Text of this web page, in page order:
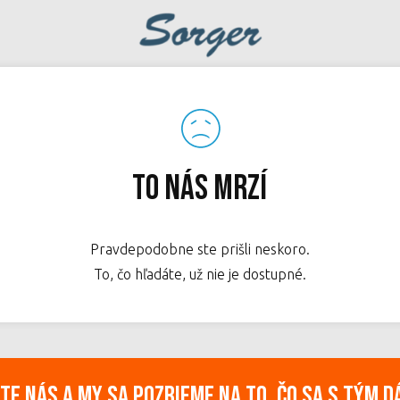
To nás mrzí
Pravdepodobne ste prišli neskoro.
To, čo hľadáte, už nie je dostupné.